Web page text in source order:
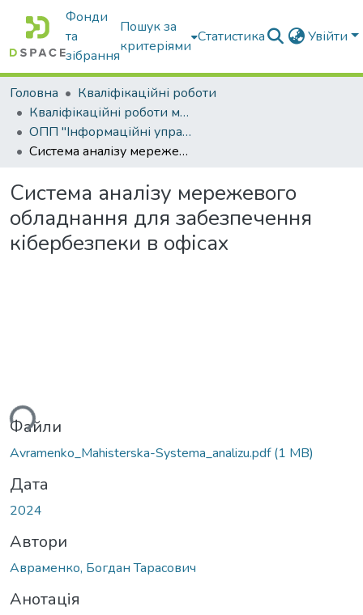
Фонди
та
зібрання
Пошук за
критеріями
Статистика Увійти
Головна
Кваліфікаційні роботи
Кваліфікаційні роботи магістрів
ОПП "Інформаційні управляючі системи та технології"
Система аналізу мережевого обладнання для забезпечення кібербезпеки в офісах
Система аналізу мережевого
обладнання для забезпечення
кібербезпеки в офісах
Файли
Avramenko_Mahisterska-Systema_analizu.pdf(1 MB)
Дата
2024
Автори
Авраменко, Богдан Тарасович
Анотація